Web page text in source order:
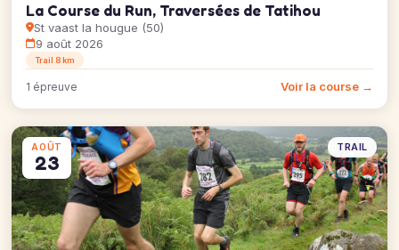
La Course du Run, Traversées de Tatihou
St vaast la hougue (50)
9 août 2026
Trail 8 km
1 épreuve Voir la course →
AOÛT
23
TRAIL